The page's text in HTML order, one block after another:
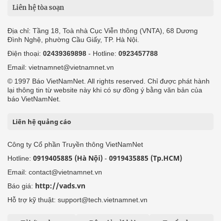
Liên hệ tòa soạn
Địa chỉ: Tầng 18, Toà nhà Cục Viễn thông (VNTA), 68 Dương
Đình Nghệ, phường Cầu Giấy, TP. Hà Nội.
Điện thoại: 02439369898 - Hotline: 0923457788
Email: vietnamnet@vietnamnet.vn
© 1997 Báo VietNamNet. All rights reserved. Chỉ được phát hành
lại thông tin từ website này khi có sự đồng ý bằng văn bản của
báo VietNamNet.
Liên hệ quảng cáo
Công ty Cổ phần Truyền thông VietNamNet
Hotline: 0919405885 (Hà Nội) - 0919435885 (Tp.HCM)
Email: contact@vietnamnet.vn
Báo giá: http://vads.vn
Hỗ trợ kỹ thuật: support@tech.vietnamnet.vn